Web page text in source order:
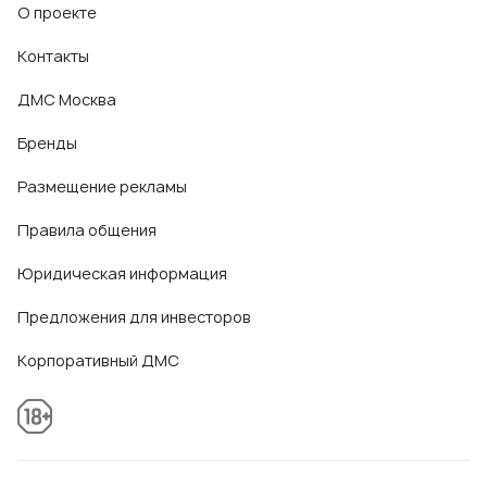
О проекте
Контакты
ДМС Москва
Бренды
Размещение рекламы
Правила общения
Юридическая информация
Предложения для инвесторов
Корпоративный ДМС